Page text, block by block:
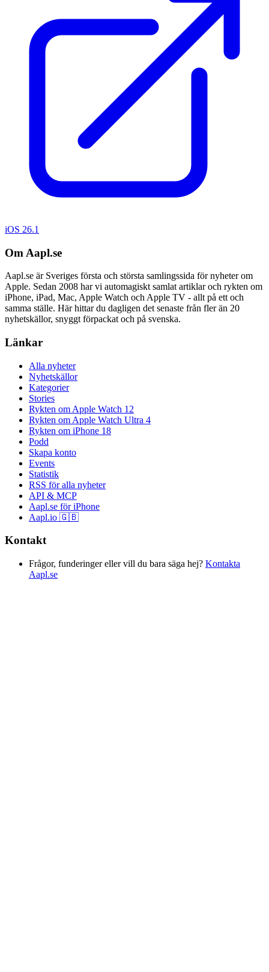
iOS 26.1
Om Aapl.se
Aapl.se är Sveriges första och största samlingssida för nyheter om
Apple. Sedan 2008 har vi automagiskt samlat artiklar och rykten om
iPhone, iPad, Mac, Apple Watch och Apple TV - allt på ett och
samma ställe. Här hittar du dagligen det senaste från fler än 20
nyhetskällor, snyggt förpackat och på svenska.
Länkar
Alla nyheter
Nyhetskällor
Kategorier
Stories
Rykten om Apple Watch 12
Rykten om Apple Watch Ultra 4
Rykten om iPhone 18
Podd
Skapa konto
Events
Statistik
RSS för alla nyheter
API & MCP
Aapl.se för iPhone
Aapl.io 🇬🇧
Kontakt
Frågor, funderinger eller vill du bara säga hej? Kontakta
Aapl.se